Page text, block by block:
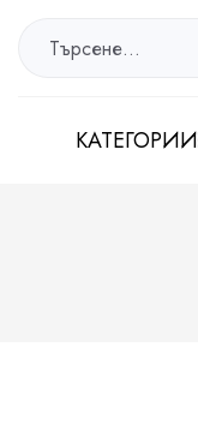
КАТЕГОРИИ